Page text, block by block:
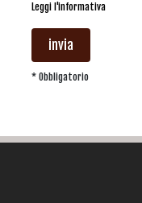
Leggi l'informativa
invia
* Obbligatorio